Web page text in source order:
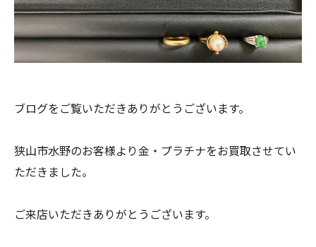
ブログをご覧いただきありがとうございます。
狭山市水野のお客様より金・プラチナをお買取させてい
ただきました。
ご来店いただきありがとうございます。